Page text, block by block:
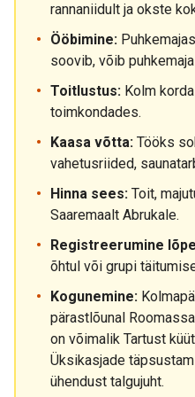
rannaniidult ja okste
Ööbimine:
soovib, võib
Toitlustus: Kolm
toimkondades.
Kaasa võtta: Tööks
vahetusriided,
Hinna sees: Toit,
Saaremaalt Abrukale.
Registreerumine
õhtul või grupi
Kogunemine:
pärastlõunal
on võimalik Tartust
Üksikasjade
ühendust talgujuht.